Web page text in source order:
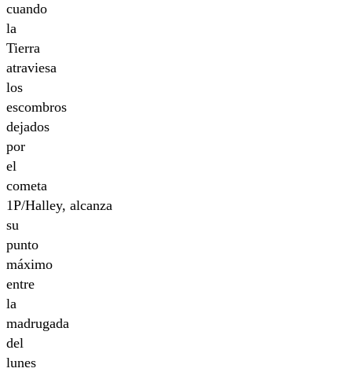
cuando
la
Tierra
atraviesa
los
escombros
dejados
por
el
cometa
1P/Halley, alcanza
su
punto
máximo
entre
la
madrugada
del
lunes